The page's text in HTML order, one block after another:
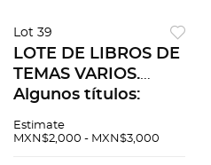
Lot 39
LOTE DE LIBROS DE
TEMAS VARIOS.
Algunos títulos:
la capital / El
Estimate
MXN$2,000 - MXN$3,000